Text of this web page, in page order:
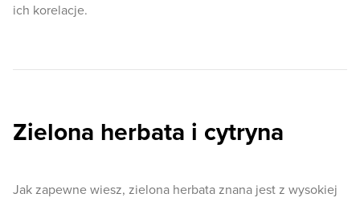
ich korelacje.
Zielona herbata i cytryna
Jak zapewne wiesz, zielona herbata znana jest z wysokiej